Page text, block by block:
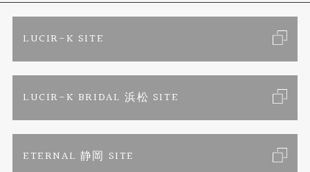
エタニティリング
婚約ネックレス
真珠ネックレス
トピックス
リフォーム
お問い合わせ
特定商取引に関する表記
LUCIR-K SITE
LUCIR-K BRIDAL 浜松 SITE
ETERNAL 静岡 SITE